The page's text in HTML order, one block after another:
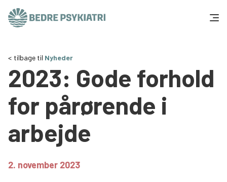
Tal og fakta
Om os
Vær med
Presse og politik
tilbage til Nyheder
2023: Gode forhold
for pårørende i
arbejde
2. november 2023